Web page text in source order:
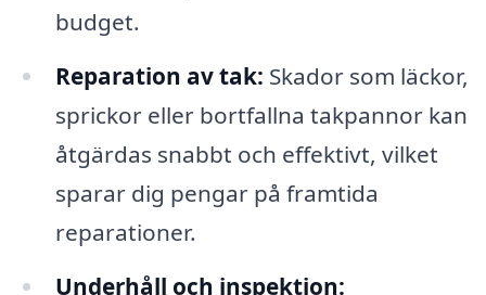
budget.
Reparation av tak: Skador som läckor,
sprickor eller bortfallna takpannor kan
åtgärdas snabbt och effektivt, vilket
sparar dig pengar på framtida
reparationer.
Underhåll och inspektion: